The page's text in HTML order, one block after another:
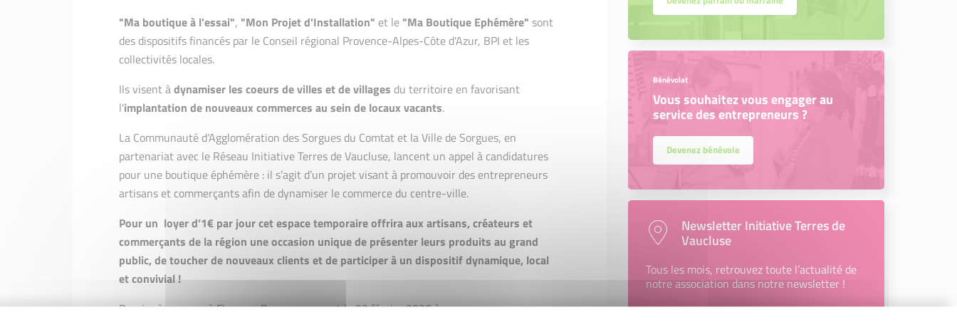
"Ma boutique à l'essai", "Mon Projet d'Installation" et le "Ma Boutique Ephémère" sont
des dispositifs financés par le Conseil régional Provence-Alpes-Côte d'Azur, BPI et les
collectivités locales.
Ils visent àdynamiser les coeurs de villes et de villages du territoire en favorisant
l'implantation de nouveaux commerces au sein de locaux vacants.
La Communauté d’Agglomération des Sorgues du Comtat et la Ville de Sorgues, en
partenariat avec le Réseau Initiative Terres de Vaucluse, lancent un appel à candidatures
pour une boutique éphémère : il s’agit d’un projet visant à promouvoir des entrepreneurs
artisans et commerçants afin de dynamiser le commerce du centre-ville.
Pour un loyer d’1€ par jour cet espace temporaire offrira aux artisans, créateurs et
commerçants de la région une occasion unique de présenter leurs produits au grand
public, de toucher de nouveaux clients et de participer à un dispositif dynamique, local
et convivial !
Dossier à envoyer à Florence Domergue avant le 22 février 2026 à
Bénévolat
Vous souhaitez vous engager au
service des entrepreneurs ?
Devenez bénévole
Newsletter Initiative Terres de
Vaucluse
Tous les mois, retrouvez toute l’actualité de
notre association dans notre newsletter !